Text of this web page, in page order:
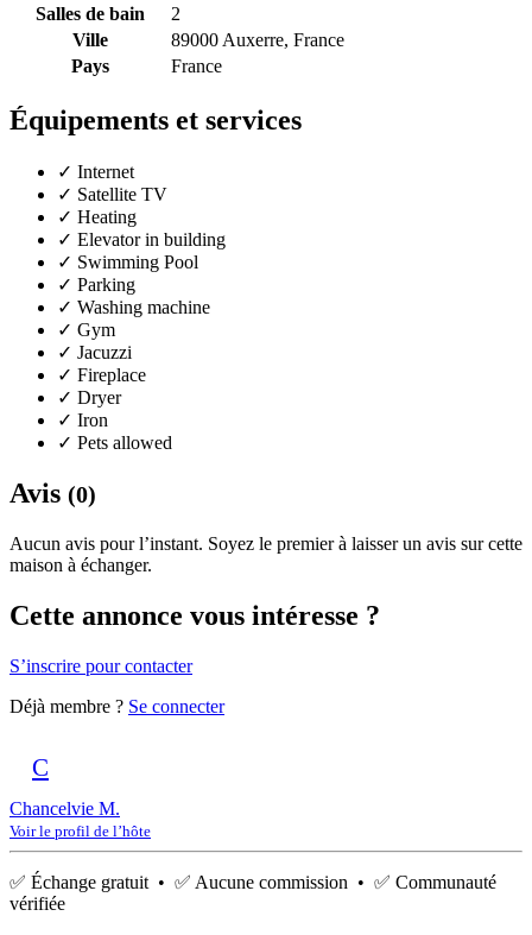
Salles de bain
2
Ville
89000 Auxerre, France
Pays
France
Équipements et services
✓ Internet
✓ Satellite TV
✓ Heating
✓ Elevator in building
✓ Swimming Pool
✓ Parking
✓ Washing machine
✓ Gym
✓ Jacuzzi
✓ Fireplace
✓ Dryer
✓ Iron
✓ Pets allowed
Avis (0)
Aucun avis pour l’instant. Soyez le premier à laisser un avis sur cette
maison à échanger.
Cette annonce vous intéresse ?
S’inscrire pour contacter
Déjà membre ? Se connecter
C
Chancelvie M.
Voir le profil de l’hôte
✅ Échange gratuit • ✅ Aucune commission • ✅ Communauté
vérifiée